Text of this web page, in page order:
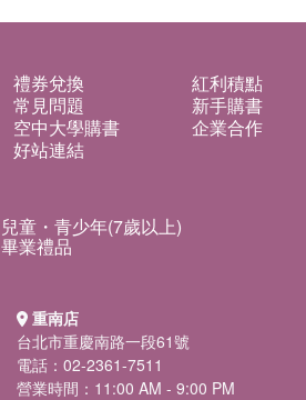
禮券兌換
紅利積點
常見問題
新手購書
空中大學購書
企業合作
好站連結
兒童・青少年(7歲以上)
畢業禮品
重南店
台北市重慶南路一段61號
電話：02-2361-7511
營業時間：11:00 AM - 9:00 PM